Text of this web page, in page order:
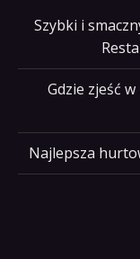
Szybki i
Gdzie zjeść
Najlepsza